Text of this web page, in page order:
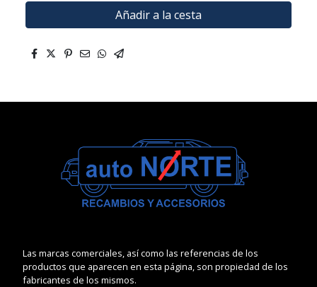
Añadir a la cesta
Las marcas comerciales, así como las referencias de los
productos que aparecen en esta página, son propiedad de los
fabricantes de los mismos.